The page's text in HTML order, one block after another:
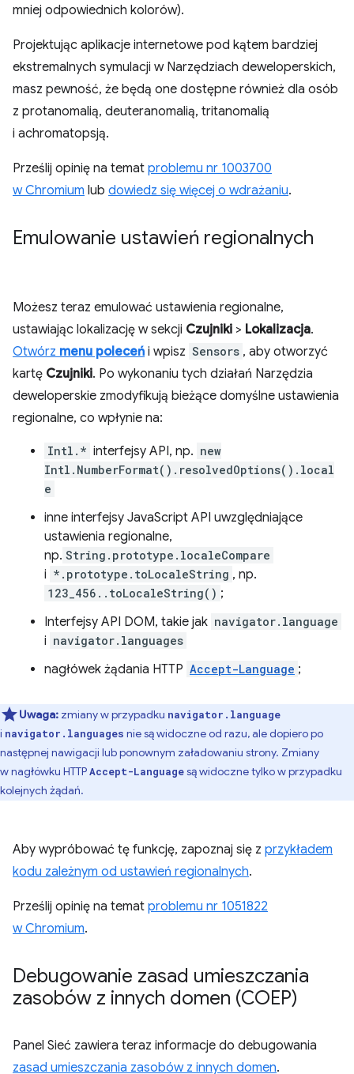
mniej odpowiednich kolorów).
Projektując aplikacje internetowe pod kątem bardziej
ekstremalnych symulacji w Narzędziach deweloperskich,
masz pewność, że będą one dostępne również dla osób
z protanomalią, deuteranomalią, tritanomalią
i achromatopsją.
Prześlij opinię na temat problemu nr 1003700
w Chromium lub dowiedz się więcej o wdrażaniu.
Emulowanie ustawień regionalnych
Możesz teraz emulować ustawienia regionalne,
ustawiając lokalizację w sekcji Czujniki > Lokalizacja.
Otwórz menu poleceń i wpisz Sensors , aby otworzyć
kartę Czujniki. Po wykonaniu tych działań Narzędzia
deweloperskie zmodyfikują bieżące domyślne ustawienia
regionalne, co wpłynie na:
Intl.* interfejsy API, np. new
Intl.NumberFormat().resolvedOptions().local
e
inne interfejsy JavaScript API uwzględniające
ustawienia regionalne,
np. String.prototype.localeCompare
i *.prototype.toLocaleString , np.
123_456..toLocaleString() ;
Interfejsy API DOM, takie jak navigator.language
i navigator.languages
nagłówek żądania HTTP Accept-Language ;
Uwaga: zmiany w przypadku navigator.language
i navigator.languages nie są widoczne od razu, ale dopiero po
następnej nawigacji lub ponownym załadowaniu strony. Zmiany
w nagłówku HTTPAccept-Languagesą widoczne tylko w przypadku
kolejnych żądań.
Aby wypróbować tę funkcję, zapoznaj się z przykładem
kodu zależnym od ustawień regionalnych.
Prześlij opinię na temat problemu nr 1051822
w Chromium.
Debugowanie zasad umieszczania
zasobów z innych domen (COEP)
Panel Sieć zawiera teraz informacje do debugowania
zasad umieszczania zasobów z innych domen.